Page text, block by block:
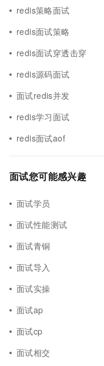
redis策略面试
redis面试策略
redis面试穿透击穿
redis源码面试
面试redis并发
redis学习面试
redis面试aof
面试您可能感兴趣
面试学员
面试性能测试
面试青铜
面试导入
面试实操
面试ap
面试cp
面试相交